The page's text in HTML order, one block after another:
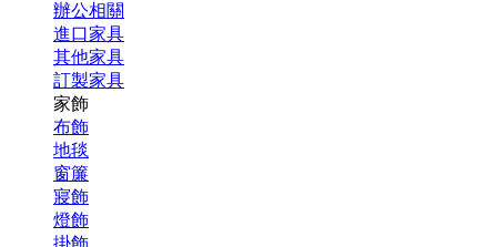
辦公相關
進口家具
其他家具
訂製家具
家飾
布飾
地毯
窗簾
寢飾
燈飾
掛飾